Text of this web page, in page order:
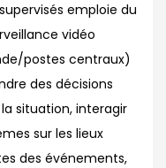
emploie du
vidéo
postes centraux)
des décisions
situation, interagir
sur les lieux
des événements,